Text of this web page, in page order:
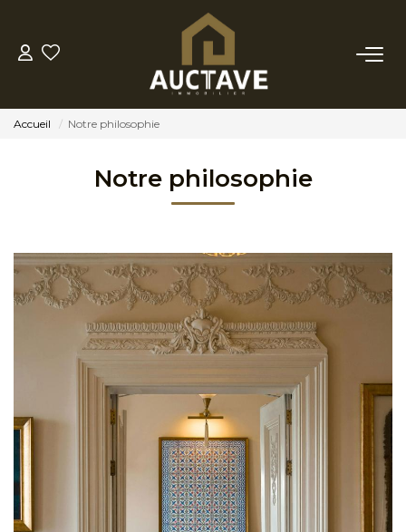
ACHETER
BIENS VENDUS
NOTRE AGENCE
NOTRE PHILOSOPHIE
Accueil Notre philosophie
Notre philosophie